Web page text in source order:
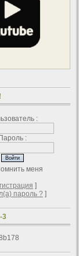
:
Пароль :
меня
]
пароль ? ]
3